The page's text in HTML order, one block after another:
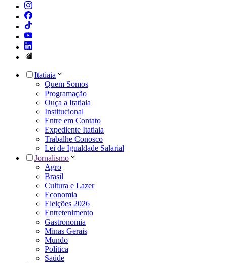
Itatiaia
Quem Somos
Programação
Ouça a Itatiaia
Institucional
Entre em Contato
Expediente Itatiaia
Trabalhe Conosco
Lei de Igualdade Salarial
Jornalismo
Agro
Brasil
Cultura e Lazer
Economia
Eleições 2026
Entretenimento
Gastronomia
Minas Gerais
Mundo
Política
Saúde